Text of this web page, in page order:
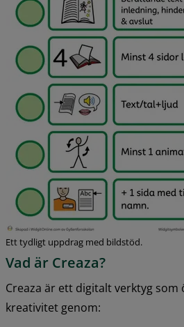
Ett tydligt uppdrag med bildstöd.
Vad är Creaza?
Creaza är ett digitalt verktyg
kreativitet genom: